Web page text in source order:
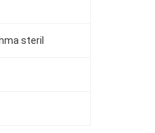
steril